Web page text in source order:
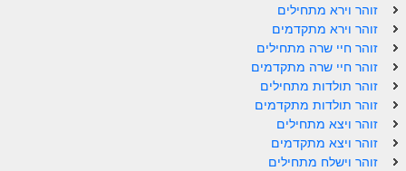
ספר הזוהר תולדות מתחילים
ספר הזוהר תולדות מתקדמים
ספר הזוהר ויצא מתחילים
ספר הזוהר ויצא מתקדמים
זוהר וירא מתחילים
זוהר וירא מתקדמים
זוהר חיי שרה מתחילים
זוהר חיי שרה מתקדמים
זוהר תולדות מתחילים
זוהר תולדות מתקדמים
זוהר ויצא מתחילים
זוהר ויצא מתקדמים
זוהר וישלח מתחילים